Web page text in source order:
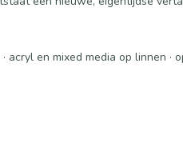
acryl en mixed media op linnen ·